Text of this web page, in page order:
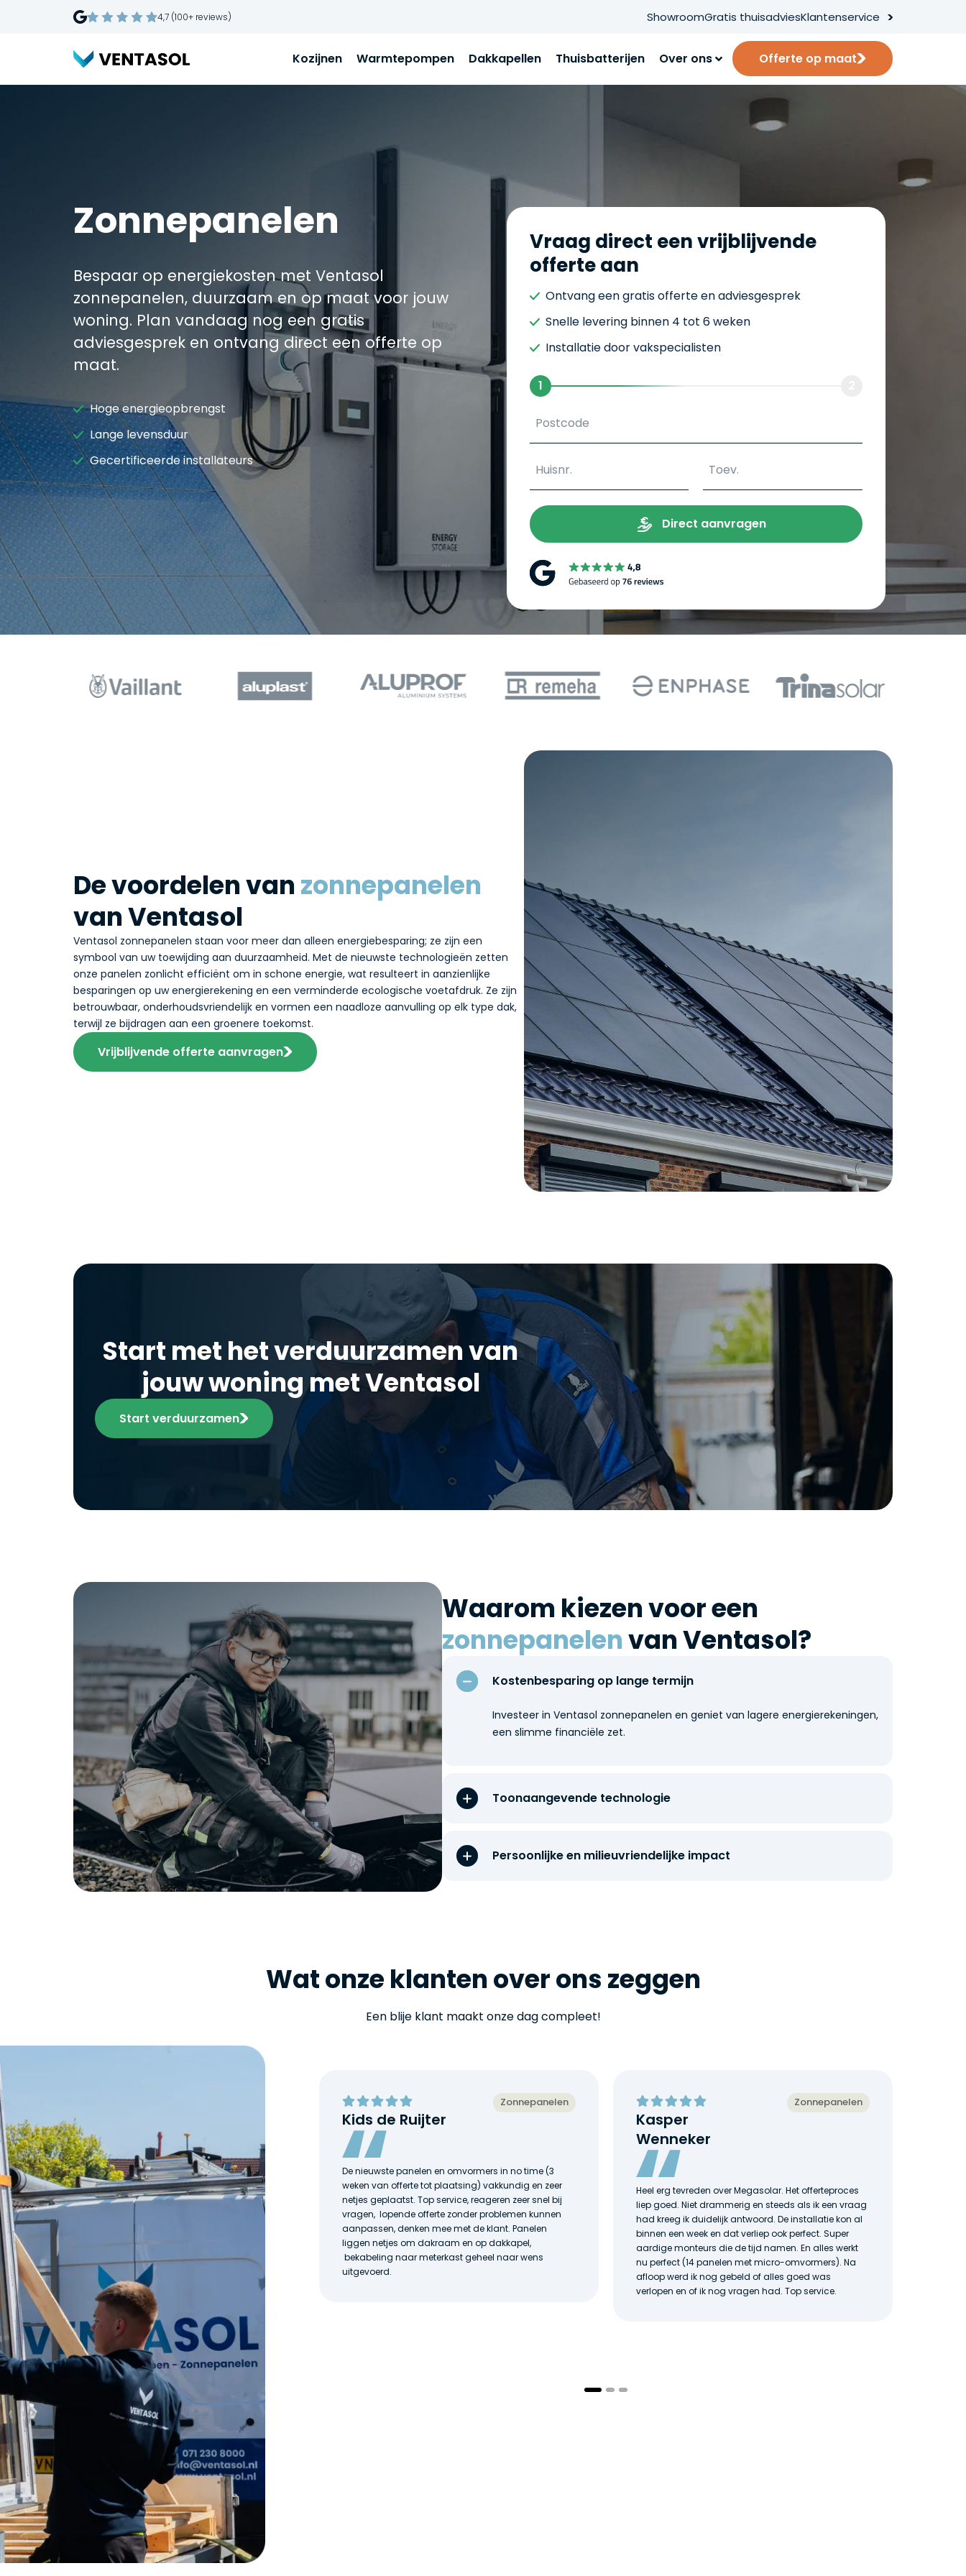
4,7 (100+ reviews) ShowroomGratis thuisadviesKlantenservice
Kozijnen Warmtepompen Dakkapellen Thuisbatterijen Over ons Offerte op maat
Zonnepanelen
Bespaar op energiekosten met Ventasol
zonnepanelen, duurzaam en op maat voor jouw
woning. Plan vandaag nog een gratis
adviesgesprek en ontvang direct een offerte op
maat.
Hoge energieopbrengst
Lange levensduur
Gecertificeerde installateurs
Vraag direct een vrijblijvende
offerte aan
Ontvang een gratis offerte en adviesgesprek
Snelle levering binnen 4 tot 6 weken
Installatie door vakspecialisten
1
Direct aanvragen
De voordelen vanzonnepanelen
van Ventasol
Ventasol zonnepanelen staan voor meer dan alleen energiebesparing; ze zijn een
symbool van uw toewijding aan duurzaamheid. Met de nieuwste technologieën zetten
onze panelen zonlicht efficiënt om in schone energie, wat resulteert in aanzienlijke
besparingen op uw energierekening en een verminderde ecologische voetafdruk. Ze zijn
betrouwbaar, onderhoudsvriendelijk en vormen een naadloze aanvulling op elk type dak,
terwijl ze bijdragen aan een groenere toekomst.
Vrijblijvende offerte aanvragen
Start met het verduurzamen van
jouw woning met Ventasol
Start verduurzamen
Waarom kiezen voor een
zonnepanelenvan Ventasol?
Kostenbesparing op lange termijn
Investeer in Ventasol zonnepanelen en geniet van lagere energierekeningen,
een slimme financiële zet.
Toonaangevende technologie
Persoonlijke en milieuvriendelijke impact
Wat onze klanten over ons zeggen
Een blije klant maakt onze dag compleet!
Lisa Mourik
Nog nooit een bedrijf meegemaakt met zulke goede
en snelle communicatie. Gedurende het gehele
proces ben ik super goed geïnformeerd en op de
appcontact heel fijn en ze reageren heel snel (altijd
wel binnen 24 uur) op vragen. De installateurs waren
zeer prettig in de omgang en dachten met ons mee.
Ondanks ons lastige en oude dak, hebben ze vlot de
zonnepanelen kunnen neerleggen. Van offerte tot
installatie zat 5 weken, super snel. Alles werkt meteen
na installatie en we kunnen de standen in een app
zien. Zeker een aanrader!
Kids de Ruijter
Zonnepanelen
De nieuwste panelen en omvormers in no time (3
weken van offerte tot plaatsing) vakkundig en zeer
netjes geplaatst. Top service, reageren zeer snel bij
vragen, lopende offerte zonder problemen kunnen
aanpassen, denken mee met de klant. Panelen
liggen netjes om dakraam en op dakkapel,
bekabeling naar meterkast geheel naar wens
uitgevoerd.
Kasper
Wenneker
Zonnepanelen
Heel erg tevreden over Megasolar. Het offerteproces
liep goed. Niet drammerig en steeds als ik een vraag
had kreeg ik duidelijk antwoord. De installatie kon al
binnen een week en dat verliep ook perfect. Super
aardige monteurs die de tijd namen. En alles werkt
nu perfect (14 panelen met micro-omvormers). Na
afloop werd ik nog gebeld of alles goed was
verlopen en of ik nog vragen had. Top service.